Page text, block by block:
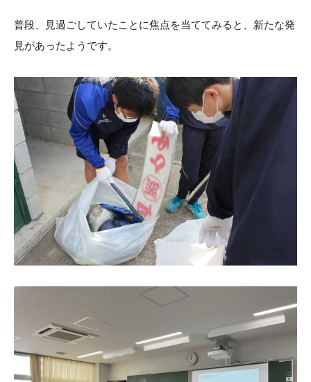
普段、見過ごしていたことに焦点を当ててみると、新たな発
見があったようです。